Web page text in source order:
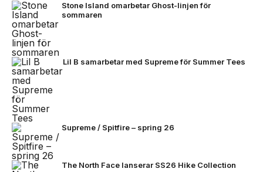
Stone Island omarbetar Ghost-linjen för
sommaren
Lil B samarbetar med Supreme för Summer Tees
Supreme / Spitfire – spring 26
The North Face lanserar SS26 Hike Collection